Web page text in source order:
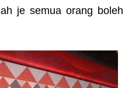
je semua orang boleh